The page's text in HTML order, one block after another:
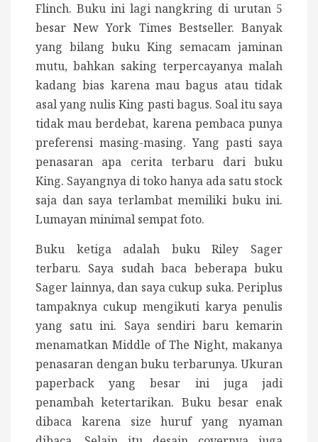
Flinch. Buku ini lagi nangkring di urutan 5
besar New York Times Bestseller. Banyak
yang bilang buku King semacam jaminan
mutu, bahkan saking terpercayanya malah
kadang bias karena mau bagus atau tidak
asal yang nulis King pasti bagus. Soal itu saya
tidak mau berdebat, karena pembaca punya
preferensi masing-masing. Yang pasti saya
penasaran apa cerita terbaru dari buku
King. Sayangnya di toko hanya ada satu stock
saja dan saya terlambat memiliki buku ini.
Lumayan minimal sempat foto.
Buku ketiga adalah buku Riley Sager
terbaru. Saya sudah baca beberapa buku
Sager lainnya, dan saya cukup suka. Periplus
tampaknya cukup mengikuti karya penulis
yang satu ini. Saya sendiri baru kemarin
menamatkan Middle of The Night, makanya
penasaran dengan buku terbarunya. Ukuran
paperback yang besar ini juga jadi
penambah ketertarikan. Buku besar enak
dibaca karena size huruf yang nyaman